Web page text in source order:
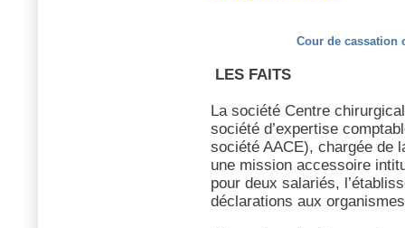
Cour de cassation
LES FAITS
La société Centre
société d’expertise
société AACE), chargée de
une mission accessoire
pour deux salariés,
déclarations aux